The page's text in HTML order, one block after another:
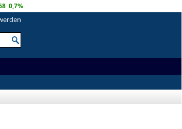
0,7%